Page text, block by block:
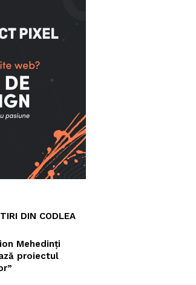
DIN CODLEA
Mehedinți
proiectul